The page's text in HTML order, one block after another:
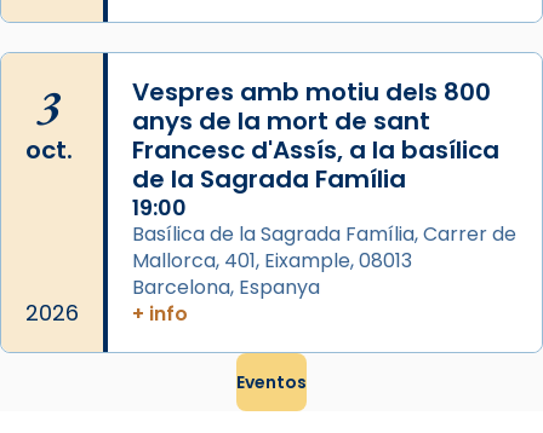
3
oct.
2026
Vespres amb motiu dels 800
anys de la mort de sant
Francesc d'Assís, a la basílica
de la Sagrada Família
19:00
Basílica de la Sagrada Família, Carrer de
Mallorca, 401, Eixample, 08013
Barcelona, Espanya
+ info
Eventos